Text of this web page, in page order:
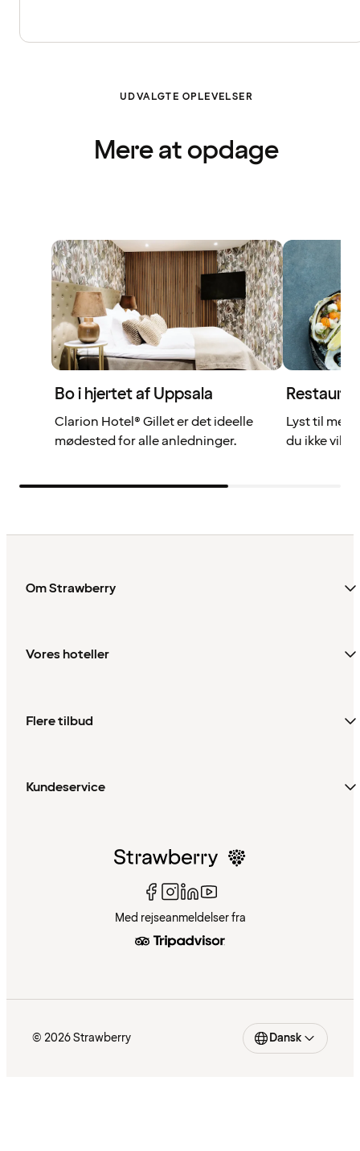
UDVALGTE OPLEVELSER
Mere at opdage
Bo i hjertet af Uppsala
Clarion Hotel® Gillet er det ideelle
mødested for alle anledninger.
Lyst til
du ikke vil
Om Strawberry
Vores hoteller
Flere tilbud
Kundeservice
Med rejseanmeldelser fra
© 2026 Strawberry Dansk